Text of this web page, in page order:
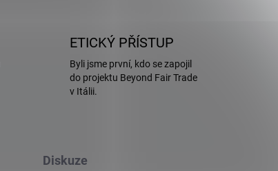
ETICKÝ PŘÍSTUP
Byli jsme první, kdo se zapojil
do projektu Beyond Fair Trade
v Itálii.
Diskuze